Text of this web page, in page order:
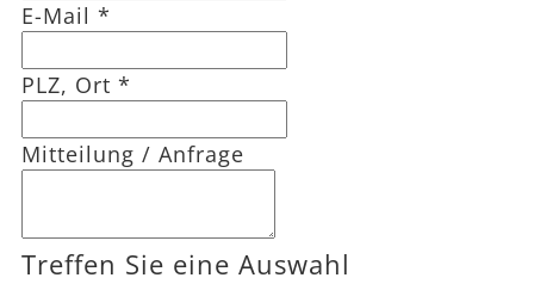
E-Mail *
PLZ, Ort *
Mitteilung / Anfrage
Treffen Sie eine Auswahl